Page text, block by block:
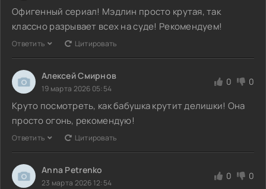
Офигенный сериал! Мэдлин просто крутая, так
классно разрывает всех на суде! Рекомендуем!
Ответить Цитировать
Алексей Смирнов
19 марта 2026 05:54
0 0
Круто посмотреть, как бабушка крутит делишки! Она
просто огонь, рекомендую!
Ответить Цитировать
Anna Petrenko
23 марта 2026 12:54
0 0